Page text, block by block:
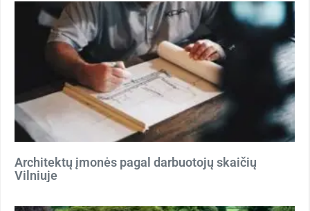
Architektų įmonės pagal darbuotojų skaičių
Vilniuje